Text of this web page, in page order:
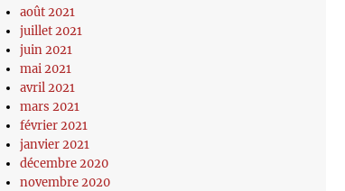
août 2021
juillet 2021
juin 2021
mai 2021
avril 2021
mars 2021
février 2021
janvier 2021
décembre 2020
novembre 2020